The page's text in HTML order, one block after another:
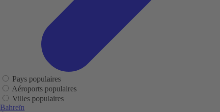
Pays populaires
Aéroports populaires
Villes populaires
Bahreïn